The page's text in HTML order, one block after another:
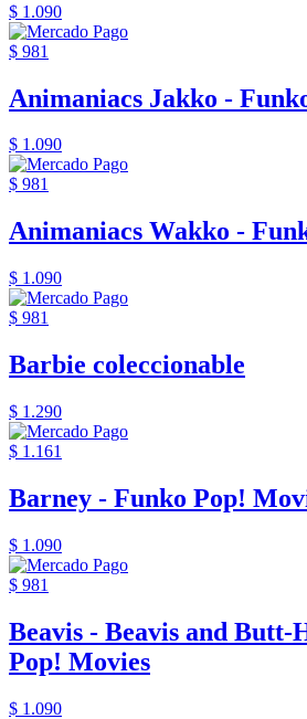
$ 1.090
$ 981
Animaniacs Jakko -
$ 1.090
$ 981
Animaniacs Wakko -
$ 1.090
$ 981
Barbie coleccionable
$ 1.290
$ 1.161
Barney - Funko Pop!
$ 1.090
$ 981
Beavis - Beavis and Butt-
Pop! Movies
$ 1.090